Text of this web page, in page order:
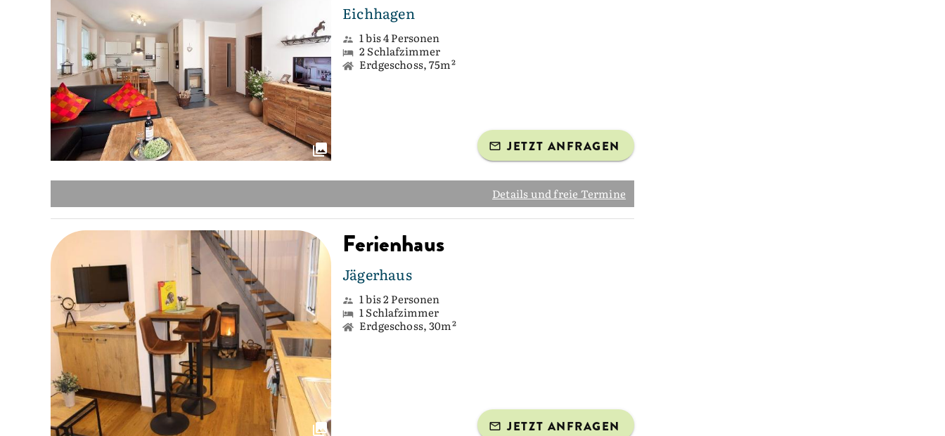
Eichhagen
1 bis 4 Personen
2 Schlafzimmer
Erdgeschoss, 75m²
JETZT ANFRAGEN
Details und freie Termine
Ferienhaus
Jägerhaus
1 bis 2 Personen
1 Schlafzimmer
Erdgeschoss, 30m²
JETZT ANFRAGEN